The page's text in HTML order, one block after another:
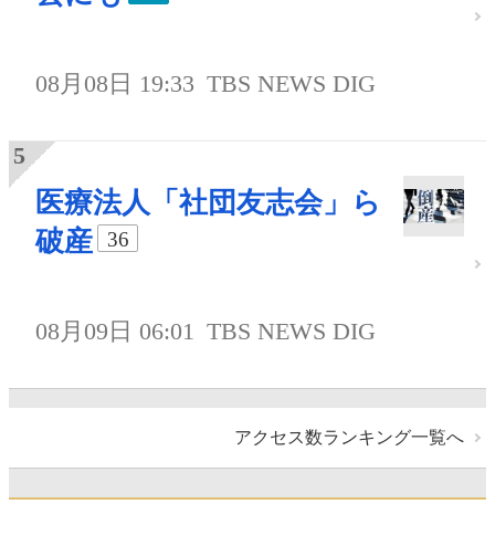
08月08日 19:33 TBS NEWS DIG
医療法人「社団友志会」ら
破産
36
08月09日 06:01 TBS NEWS DIG
アクセス数ランキング一覧へ